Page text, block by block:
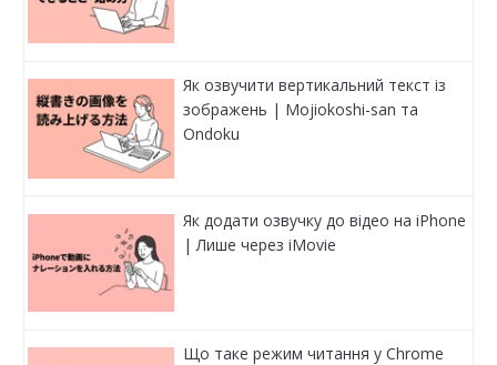
Як озвучити вертикальний текст із
зображень | Mojiokoshi-san та
Ondoku
Як додати озвучку до відео на iPhone
| Лише через iMovie
Що таке режим читання у Chrome